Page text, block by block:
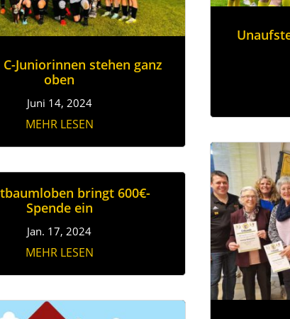
Juniorinnen stehen ganz
oben
Juni 14, 2024
MEHR LESEN
bringt 600€-
Spende ein
Jan. 17, 2024
MEHR LESEN